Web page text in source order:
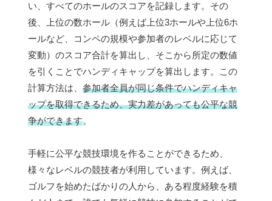
い、すべてのホールのスコアを記録します。その
後、上位の数ホール（例えば上位3ホールや上位6ホ
ールなど、コンペの規模や参加者のレベルに応じて
変動）のスコア合計を算出し、そこから所定の数値
を引くことでハンディキャップを算出します。この
計算方法は、 参加者全員が同じ条件でハンディキャ
ップを取得できるため、実力差があっても公平な競
争ができます。
手軽に公平な競技環境を作ることができるため、
様々なレベルの競技者が利用しています。例えば、
ゴルフを始めたばかりの人から、ある程度経験を積